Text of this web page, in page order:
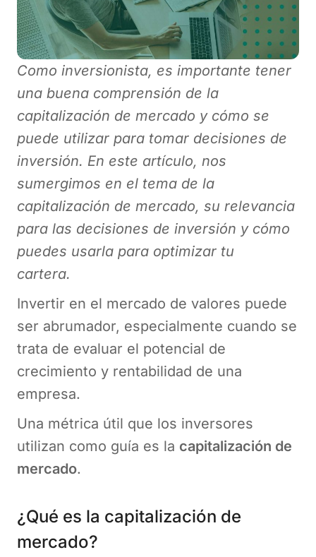
Como inversionista, es importante tener
una buena comprensión de la
capitalización de mercado y cómo se
puede utilizar para tomar decisiones de
inversión. En este artículo, nos
sumergimos en el tema de la
capitalización de mercado, su relevancia
para las decisiones de inversión y cómo
puedes usarla para optimizar tu
cartera.
Invertir en el mercado de valores puede
ser abrumador, especialmente cuando se
trata de evaluar el potencial de
crecimiento y rentabilidad de una
empresa.
Una métrica útil que los inversores
utilizan como guía es la capitalización de
mercado.
¿Qué es la capitalización de
mercado?